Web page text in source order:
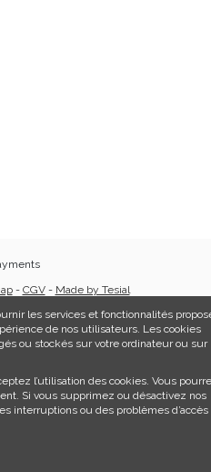
- CGV- Made by Tesial
les services et fonctionnalités
de nos utilisateurs. Les cookies
ou stockés sur votre ordinateur ou sur
l’utilisation des cookies. Vous
Si vous supprimez ou désactivez nos
interruptions ou des problèmes d’accès